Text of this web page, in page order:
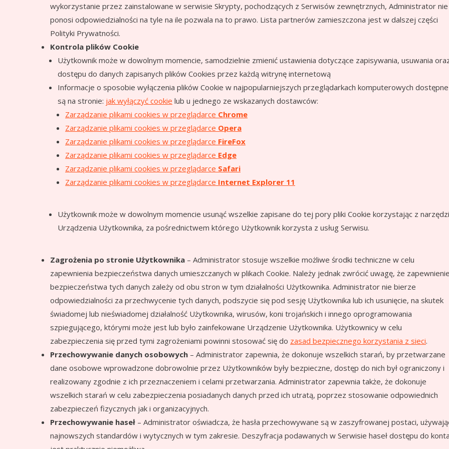
wykorzystanie przez zainstalowane w serwisie Skrypty, pochodzących z Serwisów zewnętrznych, Administrator nie
ponosi odpowiedzialności na tyle na ile pozwala na to prawo. Lista partnerów zamieszczona jest w dalszej części
Polityki Prywatności.
Kontrola plików Cookie
Użytkownik może w dowolnym momencie, samodzielnie zmienić ustawienia dotyczące zapisywania, usuwania
dostępu do danych zapisanych plików Cookies przez każdą witrynę internetową
Informacje o sposobie wyłączenia plików Cookie w najpopularniejszych przeglądarkach komputerowych dostępne
są na stronie: jak wyłączyć cookie lub u jednego ze wskazanych dostawców:
Zarządzanie plikami cookies w przeglądarce Chrome
Zarządzanie plikami cookies w przeglądarce Opera
Zarządzanie plikami cookies w przeglądarce FireFox
Zarządzanie plikami cookies w przeglądarce Edge
Zarządzanie plikami cookies w przeglądarce Safari
Zarządzanie plikami cookies w przeglądarce Internet Explorer 11
Użytkownik może w dowolnym momencie usunąć wszelkie zapisane do tej pory pliki Cookie korzystając z narzędzi
Urządzenia Użytkownika, za pośrednictwem którego Użytkownik korzysta z usług Serwisu.
Zagrożenia po stronie Użytkownika – Administrator stosuje wszelkie możliwe środki techniczne w celu
zapewnienia bezpieczeństwa danych umieszczanych w plikach Cookie. Należy jednak zwrócić uwagę, że
bezpieczeństwa tych danych zależy od obu stron w tym działalności Użytkownika. Administrator nie bierze
odpowiedzialności za przechwycenie tych danych, podszycie się pod sesję Użytkownika lub ich usunięcie, na skutek
świadomej lub nieświadomej działalność Użytkownika, wirusów, koni trojańskich i innego oprogramowania
szpiegującego, którymi może jest lub było zainfekowane Urządzenie Użytkownika. Użytkownicy w celu
zabezpieczenia się przed tymi zagrożeniami powinni stosować się do zasad bezpiecznego korzystania z sieci.
Przechowywanie danych osobowych – Administrator zapewnia, że dokonuje wszelkich starań, by przetwarzane
dane osobowe wprowadzone dobrowolnie przez Użytkowników były bezpieczne, dostęp do nich był ograniczony i
realizowany zgodnie z ich przeznaczeniem i celami przetwarzania. Administrator zapewnia także, że dokonuje
wszelkich starań w celu zabezpieczenia posiadanych danych przed ich utratą, poprzez stosowanie odpowiednich
zabezpieczeń fizycznych jak i organizacyjnych.
Przechowywanie haseł – Administrator oświadcza, że hasła przechowywane są w zaszyfrowanej postaci,
najnowszych standardów i wytycznych w tym zakresie. Deszyfracja podawanych w Serwisie haseł dostępu do